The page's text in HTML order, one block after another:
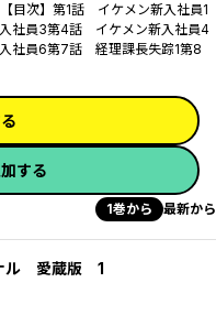
目次】第1話 イケメン新入社員1
社員3第4話 イケメン新入社員4
社員6第7話 経理課長失踪1第8
する
1巻から 最新から
ル 愛蔵版 1